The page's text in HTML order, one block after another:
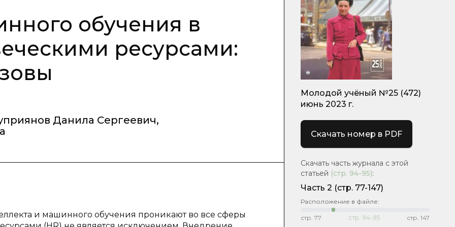
обучения в
ресурсами:
Данила Сергеевич,
и машинного обучения проникают во все сферы
Молодой учёный №25 (472)
июнь 2023 г.
Скачать номер в PDF
Скачать часть журнала с этой
статьей (стр. 94-95):
Часть 2 (стр. 77-147)
Расположение в файле:
стр. 77 стр. 94-95 стр. 147